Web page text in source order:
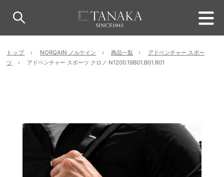
トップ NORQAIN ノルケイン 商品一覧
アドベンチャー スポー
ツ
アドベンチャー スポーツ クロノ N1200.19B01.B01.R01